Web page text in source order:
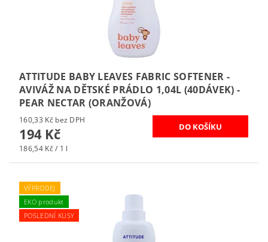
ATTITUDE BABY LEAVES FABRIC SOFTENER -
AVIVÁŽ NA DĚTSKÉ PRÁDLO 1,04L (40DÁVEK) -
PEAR NECTAR (ORANŽOVÁ)
160,33 Kč bez DPH
194 Kč
186,54 Kč / 1 l
VÝPRODEJ
EKO produkt
POSLEDNÍ KUSY